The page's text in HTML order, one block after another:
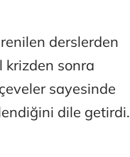
derslerden
krizden sonra
sayesinde
dile getirdi.